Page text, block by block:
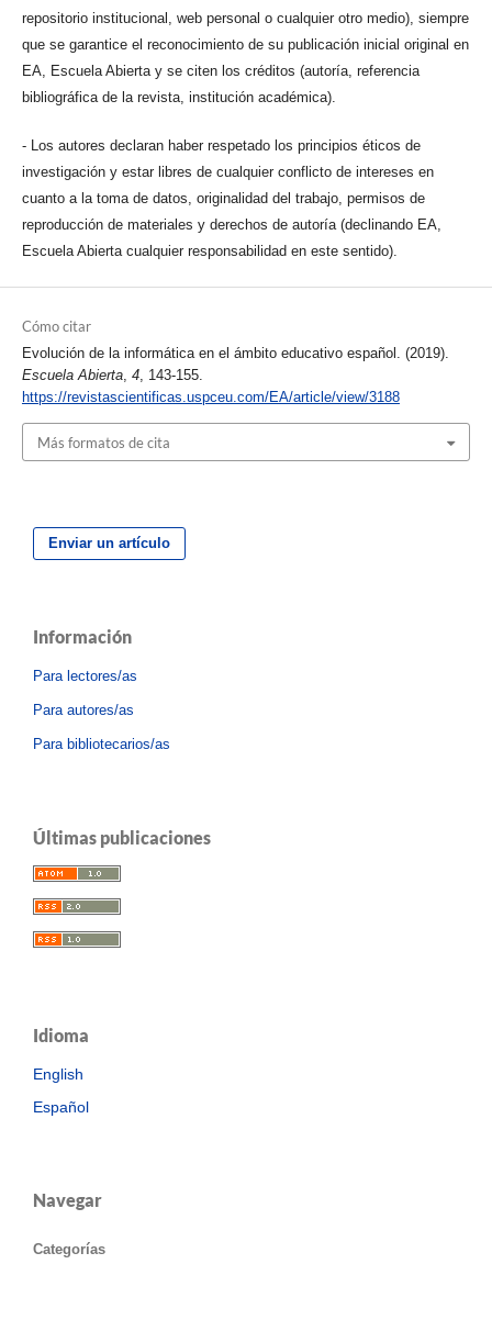
repositorio institucional, web personal o cualquier otro medio), siempre
que se garantice el reconocimiento de su publicación inicial original en
EA, Escuela Abierta y se citen los créditos (autoría, referencia
bibliográfica de la revista, institución académica).
- Los autores declaran haber respetado los principios éticos de
investigación y estar libres de cualquier conflicto de intereses en
cuanto a la toma de datos, originalidad del trabajo, permisos de
reproducción de materiales y derechos de autoría (declinando EA,
Escuela Abierta cualquier responsabilidad en este sentido).
Cómo citar
Evolución de la informática en el ámbito educativo español. (2019).
Escuela Abierta, 4, 143-155.
https://revistascientificas.uspceu.com/EA/article/view/3188
Más formatos de cita
Enviar un artículo
Información
Para lectores/as
Para autores/as
Para bibliotecarios/as
Últimas publicaciones
Idioma
English
Español
Navegar
Categorías